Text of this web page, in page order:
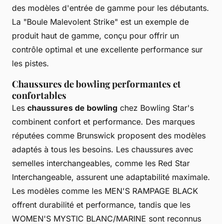
des modèles d'entrée de gamme pour les débutants.
La "Boule Malevolent Strike" est un exemple de
produit haut de gamme, conçu pour offrir un
contrôle optimal et une excellente performance sur
les pistes.
Chaussures de bowling performantes et
confortables
Les chaussures de bowling chez Bowling Star's
combinent confort et performance. Des marques
réputées comme Brunswick proposent des modèles
adaptés à tous les besoins. Les chaussures avec
semelles interchangeables, comme les Red Star
Interchangeable, assurent une adaptabilité maximale.
Les modèles comme les MEN'S RAMPAGE BLACK
offrent durabilité et performance, tandis que les
WOMEN'S MYSTIC BLANC/MARINE sont reconnus